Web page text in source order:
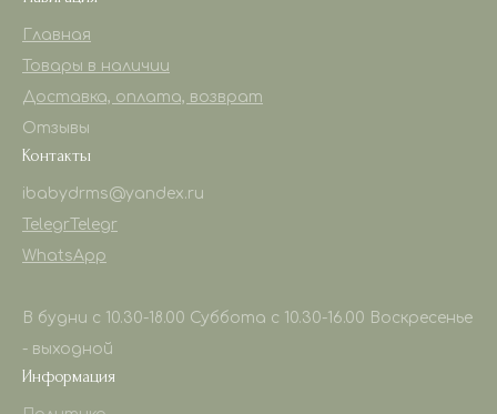
Главная
Товары в наличии
Доставка, оплата, возврат
Отзывы
Контакты
ibabydrms@yandex.ru
Telegr Telegr
WhatsApp
В будни с 10.30-18.00 Суббота с 10.30-16.00 Воскресенье
- выходной
Информация